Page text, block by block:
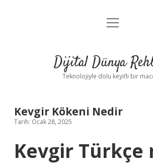
Anasayfa
Yasal Uyarı
menüyü
Dijital Dünya
Teknolojiyle dolu keyifli bir
Kevgir Kökeni Nedir
Tarih: Ocak 28, 2025
Kevgir Türkçe